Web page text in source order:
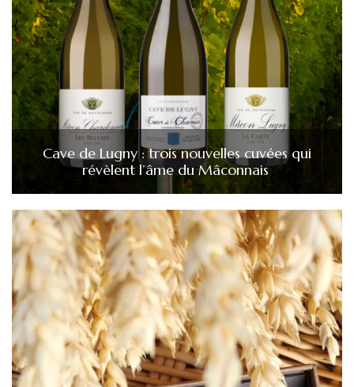
Cave de Lugny : trois nouvelles cuvées qui
révèlent l’âme du Mâconnais